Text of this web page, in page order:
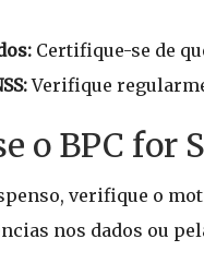
Certifique-se de
Verifique
o BPC for
verifique o
nos dados ou